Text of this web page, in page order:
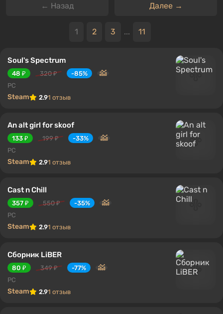
← Назад Далее →
1 2 3 ... 11
Soul's Spectrum
48 ₽ 320 ₽
-85%
PC
Steam 2.91 отзыв
An alt girl for skoof
133 ₽ 199 ₽
-33%
PC
Steam 2.91 отзыв
Cast n Chill
357 ₽ 550 ₽
-35%
PC
Steam 2.91 отзыв
Сборник LiBER
80 ₽ 349 ₽
-77%
PC
Steam 2.91 отзыв